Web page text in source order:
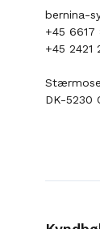
bernina-
+45 6617
+45 2421
DK-5230